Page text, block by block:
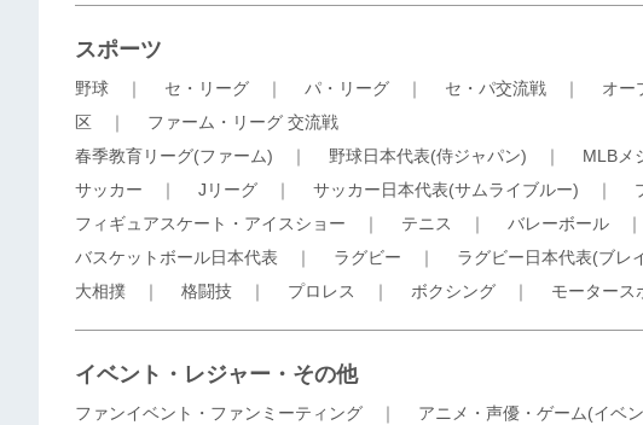
スポーツ
野球 ｜ セ・リーグ ｜ パ・リーグ ｜ セ・パ交流戦 ｜ オー
区 ｜ ファーム・リーグ 交流戦
春季教育リーグ(ファーム) ｜ 野球日本代表(侍ジャパン) ｜ MLBメ
サッカー ｜ Jリーグ ｜ サッカー日本代表(サムライブルー) ｜
フィギュアスケート・アイスショー ｜ テニス ｜ バレーボール
バスケットボール日本代表 ｜ ラグビー ｜ ラグビー日本代表(ブレ
大相撲 ｜ 格闘技 ｜ プロレス ｜ ボクシング ｜ モータース
イベント・レジャー・その他
ファンイベント・ファンミーティング ｜ アニメ・声優・ゲーム(イベ